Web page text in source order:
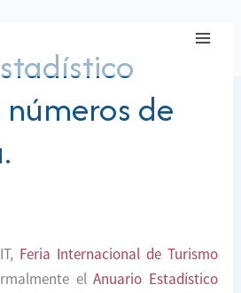
de
Feria Internacional de Turismo
elAnuario Estadístico